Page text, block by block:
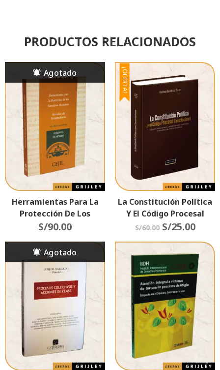
PRODUCTOS RELACIONADOS
Herramientas Para La
Protección De Los
Derechos Humanos
Jurisprudencia) 2da
Edición Actualizada
S/90.00
¡OFERTA!
La Constitución Política
Y El Código Procesal
Constitucional
S/60.00 S/25.00